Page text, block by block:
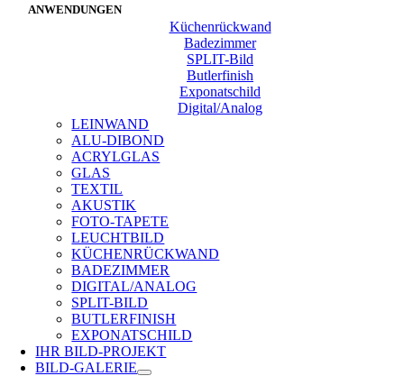
ANWENDUNGEN
Küchenrückwand
Badezimmer
SPLIT-Bild
Butlerfinish
Exponatschild
Digital/Analog
LEINWAND
ALU-DIBOND
ACRYLGLAS
GLAS
TEXTIL
AKUSTIK
FOTO-TAPETE
LEUCHTBILD
KÜCHENRÜCKWAND
BADEZIMMER
DIGITAL/ANALOG
SPLIT-BILD
BUTLERFINISH
EXPONATSCHILD
IHR BILD-PROJEKT
BILD-GALERIE